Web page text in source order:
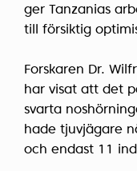
ger Tanzanias
till försiktig
Forskaren Dr.
har visat att det
svarta
hade tjuvjägare
och endast 11